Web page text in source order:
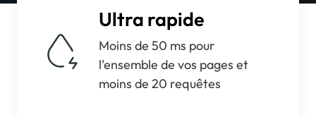
Ultra rapide
Moins de 50 ms pour
l'ensemble de vos pages et
moins de 20 requêtes